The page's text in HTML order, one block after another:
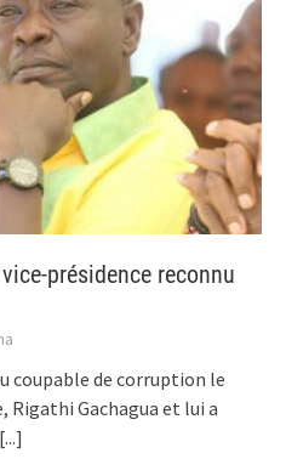
présidence reconnu
coupable de corruption le
Rigathi Gachagua et lui a
[...]